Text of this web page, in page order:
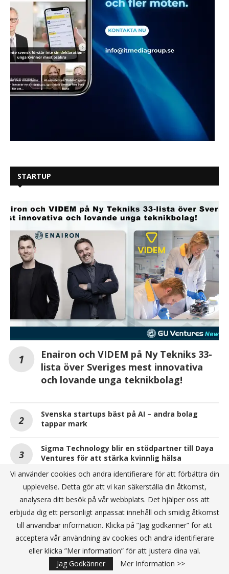
STARTUP
Enairon och VIDEM på Ny Tekniks 33-
lista över Sveriges mest innovativa
och lovande unga teknikbolag!
Svenska startups bäst på AI – andra bolag
tappar mark
Sigma Technology blir en stödpartner till Daya
Ventures för att stärka kvinnlig hälsa
ANNONS
Vi använder cookies och andra identifierare för att förbättra din
upplevelse. Detta gör att vi kan säkerställa din åtkomst,
analysera ditt besök på vår webbplats. Det hjälper oss att
erbjuda dig ett personligt anpassat innehåll och smidig åtkomst
till användbar information. Klicka på ”Jag godkänner” för att
acceptera vår användning av cookies och andra identifierare
eller klicka ”Mer information” för att justera dina val.
Jag Godkänner
Mer Information >>